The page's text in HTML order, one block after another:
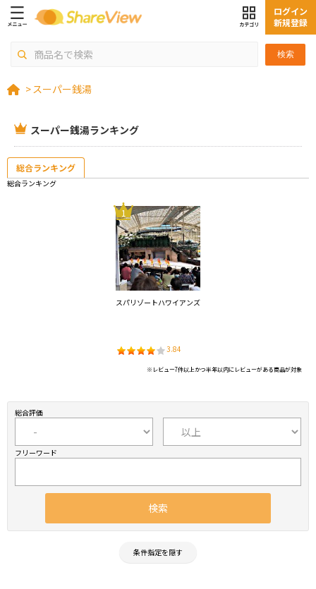
検索
ログイン
新規登録
>スーパー銭湯
スーパー銭湯ランキング
総合ランキング
総合ランキング
1
スパリゾートハワイアンズ
3.84
※レビュー7件以上かつ半年以内にレビューがある商品が対象
総合評価
フリーワード
条件指定を隠す